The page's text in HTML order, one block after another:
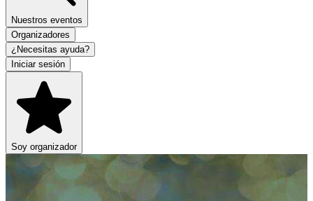
Nuestros eventos
Organizadores
¿Necesitas ayuda?
Iniciar sesión
Soy organizador